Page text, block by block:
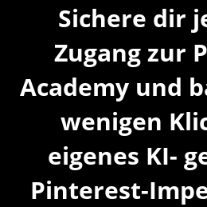
Sichere dir
Zugang zur
Academy und
wenigen
eigenes KI-
Pinterest-